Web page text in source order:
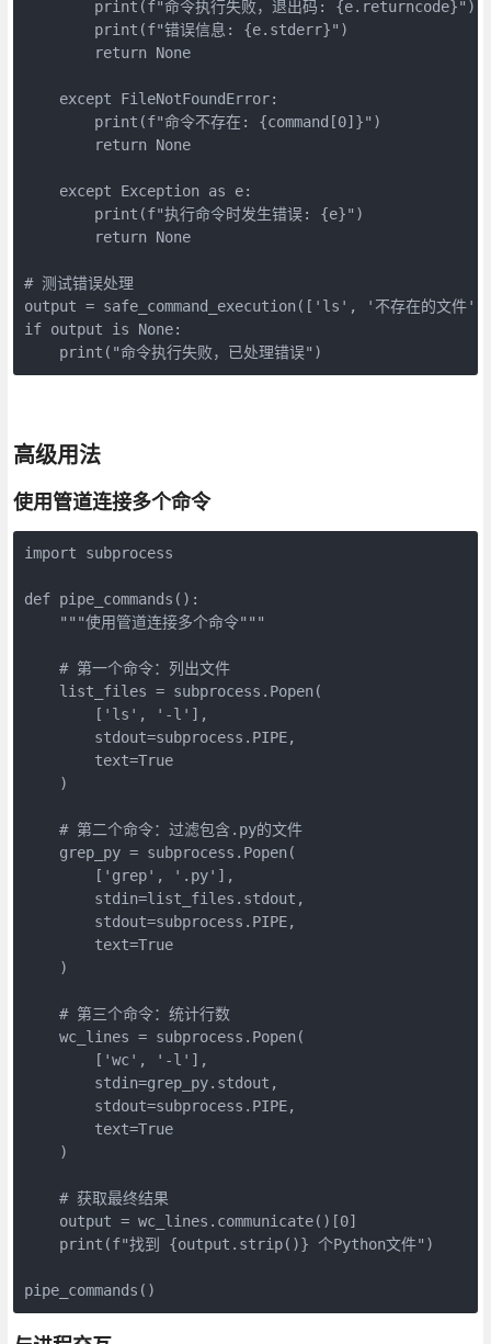
        print(f"命令执行失败，退出码: {e.returncode}")
        print(f"错误信息: {e.stderr}")
        return None
    except FileNotFoundError:
        print(f"命令不存在: {command[0]}")
        return None
    except Exception as e:
        print(f"执行命令时发生错误: {e}")
        return None
# 测试错误处理
output = safe_command_execution(['ls', '不存在的文件
if output is None:
    print("命令执行失败，已处理错误")
高级用法
使用管道连接多个命令
import subprocess
def pipe_commands():
    """使用管道连接多个命令"""
    # 第一个命令：列出文件
    list_files = subprocess.Popen(
        ['ls', '-l'],
        stdout=subprocess.PIPE,
        text=True
    )
    # 第二个命令：过滤包含.py的文件
    grep_py = subprocess.Popen(
        ['grep', '.py'],
        stdin=list_files.stdout,
        stdout=subprocess.PIPE,
        text=True
    )
    # 第三个命令：统计行数
    wc_lines = subprocess.Popen(
        ['wc', '-l'],
        stdin=grep_py.stdout,
        stdout=subprocess.PIPE,
        text=True
    )
    # 获取最终结果
    output = wc_lines.communicate()[0]
    print(f"找到 {output.strip()} 个Python文件")
pipe_commands()